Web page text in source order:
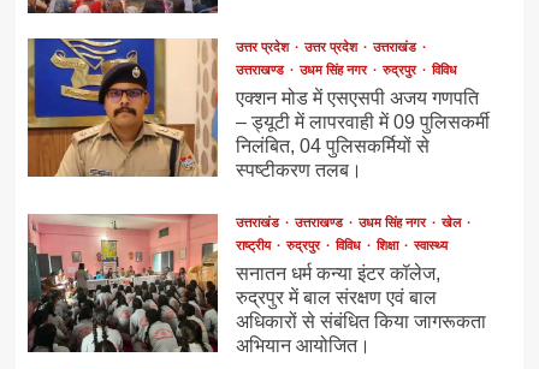
उत्तर प्रदेश उत्तर प्रदेश
उत्तराखंड
उत्तराखण्ड
उधम सिंह नगर रुद्रपुर विविध
एक्शन मोड में एसएसपी अजय गणपति
– ड्यूटी में लापरवाही में 09 पुलिसकर्मी
निलंबित, 04 पुलिसकर्मियों से
स्पष्टीकरण तलब।
उत्तराखंड उत्तराखण्ड उधम सिंह नगर
खेल
राष्ट्रीय
रुद्रपुर विविध शिक्षा स्वास्थ्य
सनातन धर्म कन्या इंटर कॉलेज,
रुद्रपुर में बाल संरक्षण एवं बाल
अधिकारों से संबंधित किया जागरूकता
अभियान आयोजित।